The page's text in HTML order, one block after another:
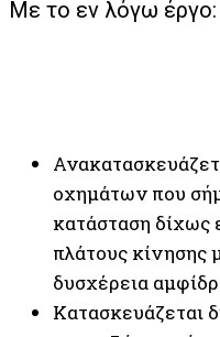
Με το εν λόγω έργο:
οχημάτων που
κατάσταση δίχως
πλάτους κίνησης
δυσχέρεια
Κατασκευάζεται